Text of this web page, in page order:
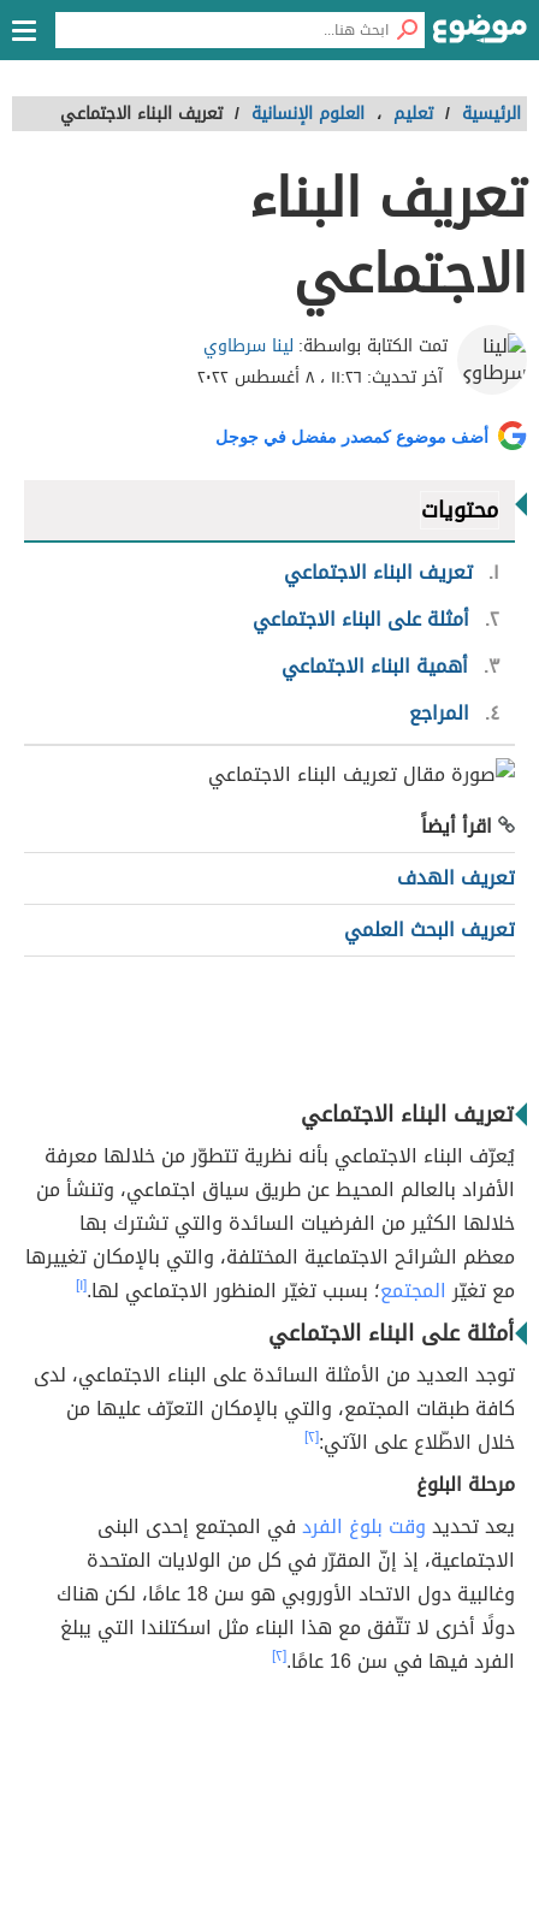
الرئيسية / تعليم ، العلوم الإنسانية / تعريف البناء الاجتماعي
تعريف البناء
الاجتماعي
تمت الكتابة بواسطة: لينا سرطاوي
آخر تحديث: ١١:٢٦ ، ٨ أغسطس ٢٠٢٢
أضف موضوع كمصدر مفضل في جوجل
محتويات
١ تعريف البناء الاجتماعي
٢ أمثلة على البناء الاجتماعي
٣ أهمية البناء الاجتماعي
٤
المراجع
اقرأ أيضاً
تعريف الهدف
تعريف البحث العلمي
تعريف البناء الاجتماعي
يُعرّف البناء الاجتماعي بأنه نظرية تتطوّر من خلالها معرفة
الأفراد بالعالم المحيط عن طريق سياق اجتماعي، وتنشأ من
خلالها الكثير من الفرضيات السائدة والتي تشترك بها
معظم الشرائح الاجتماعية المختلفة، والتي بالإمكان تغييرها
مع تغيّرالمجتمع؛ بسبب تغيّر المنظور الاجتماعي لها.[١]
أمثلة على البناء الاجتماعي
توجد العديد من الأمثلة السائدة على البناء الاجتماعي، لدى
كافة طبقات المجتمع، والتي بالإمكان التعرّف عليها من
خلال الاطّلاع على الآتي:[٢]
مرحلة البلوغ
يعد تحديدوقت بلوغ الفردفي المجتمع إحدى البنى
الاجتماعية، إذ إنّ المقرّر في كل من الولايات المتحدة
وغالبية دول الاتحاد الأوروبي هو سن 18 عامًا، لكن هناك
دولًا أخرى لا تتّفق مع هذا البناء مثل اسكتلندا التي يبلغ
الفرد فيها في سن 16 عامًا.
[٢]